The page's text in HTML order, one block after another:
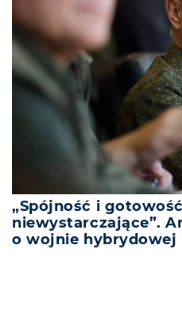
„Spójność i
niewystarczające”.
o wojnie hybrydowej